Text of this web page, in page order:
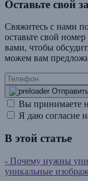
Оставьте свой
Свяжитесь с нами
оставьте свой
вами, чтобы
можем вам
Отправить
Вы принимаете
Я даю согласие
В этой статье
- Почему нужны
уникальные